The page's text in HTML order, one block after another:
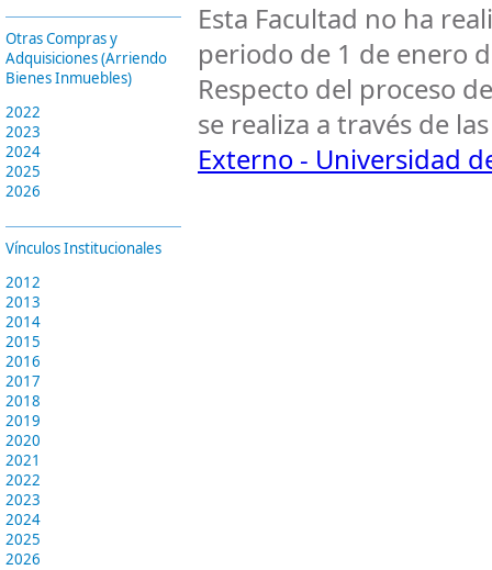
Otras Compras y
Adquisiciones (Arriendo
Bienes Inmuebles)
2022
2023
2024
2025
2026
Vínculos Institucionales
2012
2013
2014
2015
2016
2017
2018
2019
2020
2021
2022
2023
2024
2025
2026
Esta Facultad no ha
periodo de 1 de enero
Respecto del proceso
se realiza a través de
Externo - Universidad